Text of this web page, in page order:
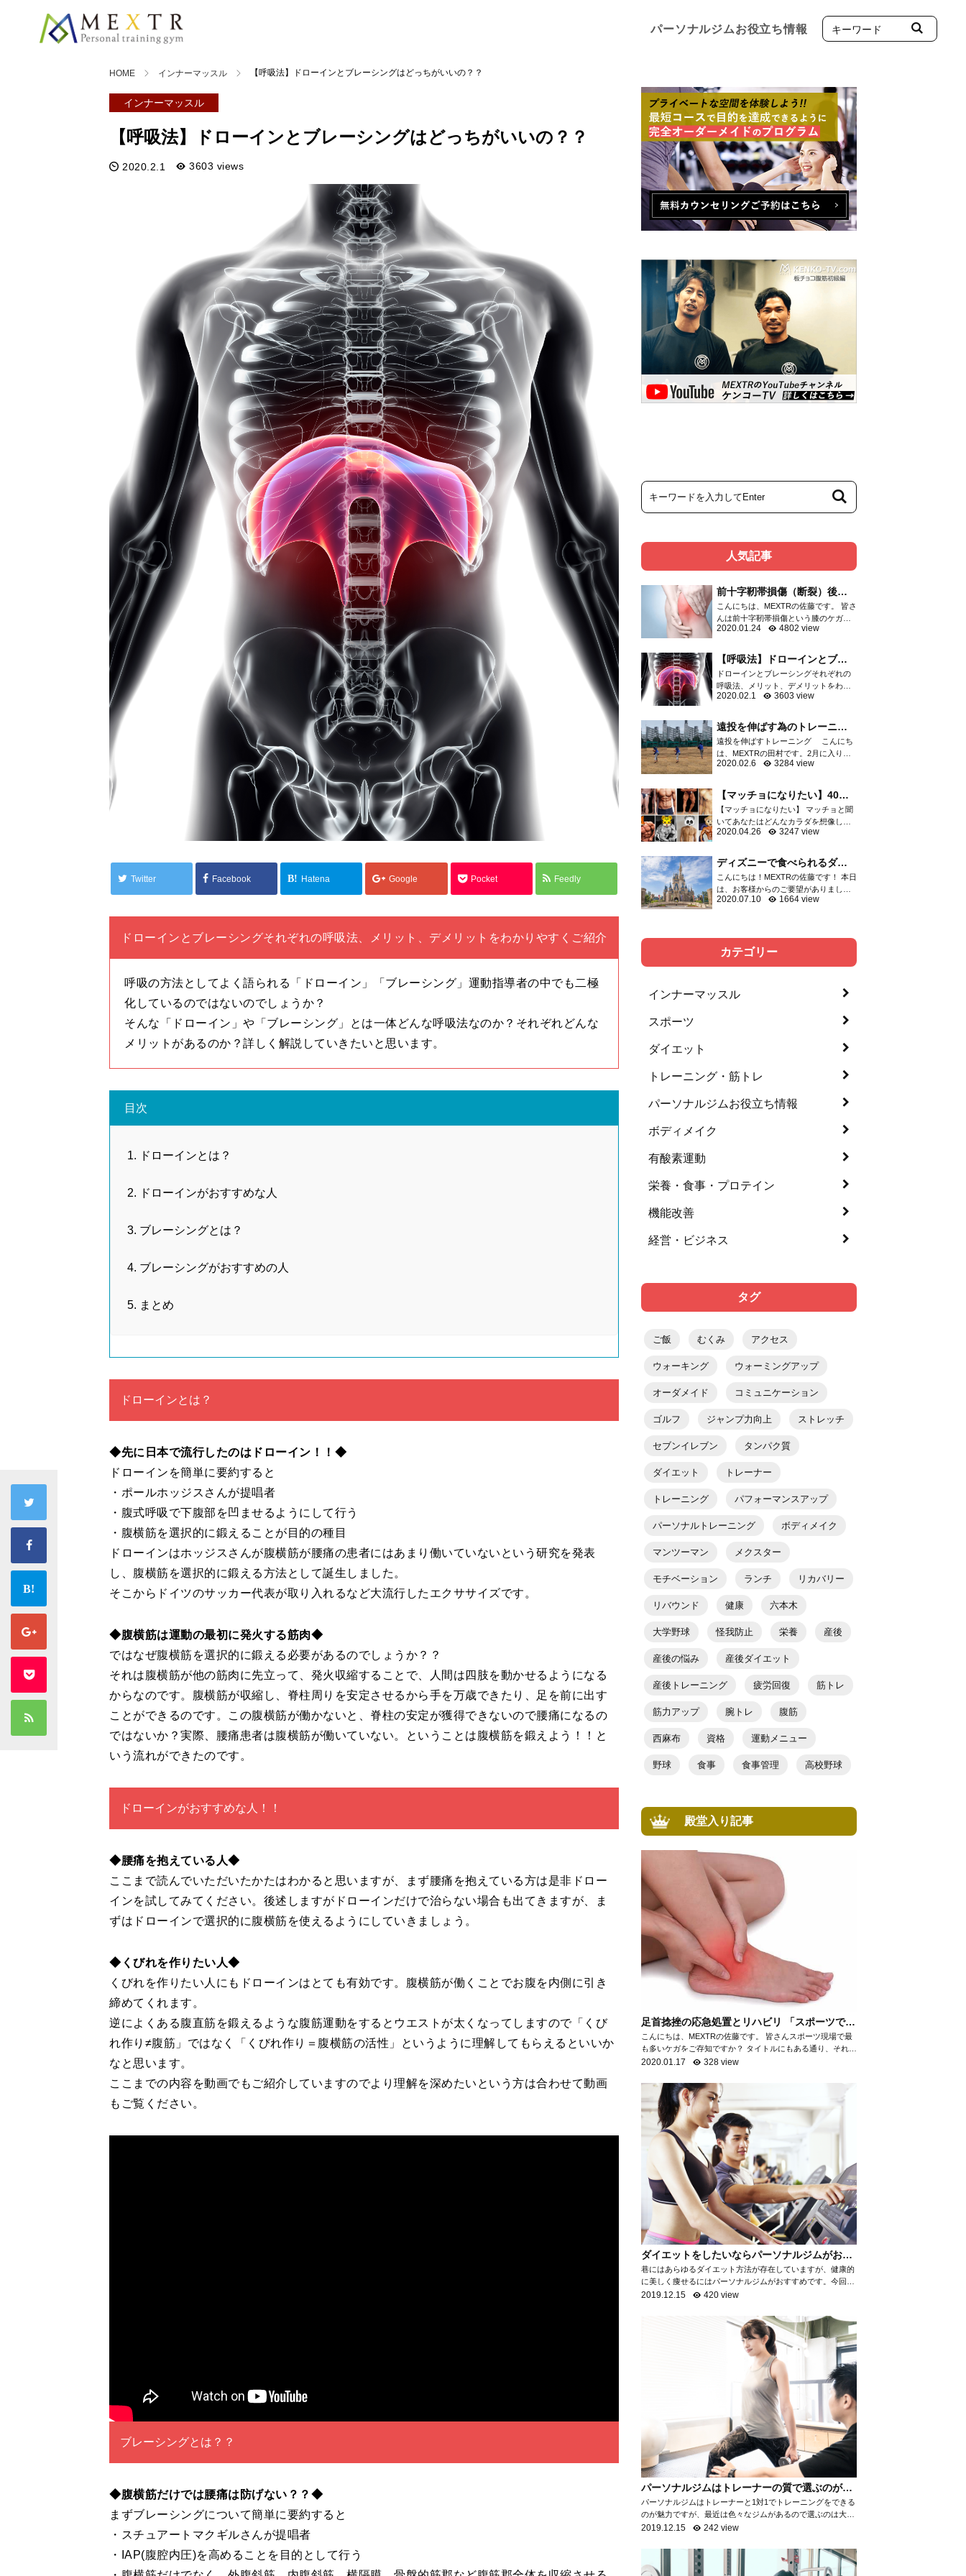
パーソナルジムお役立ち情報
HOME インナーマッスル 【呼吸法】ドローインとブレーシングはどっちがいいの？？
インナーマッスル
【呼吸法】ドローインとブレーシングはどっちがいいの？？
2020.2.1 3603 views
Twitter Facebook Hatena Google Pocket Feedly
ドローインとブレーシングそれぞれの呼吸法、メリット、デメリットをわかりやすくご紹介
呼吸の方法としてよく語られる「ドローイン」「ブレーシング」運動指導者の中でも二極
化しているのではないのでしょうか？
そんな「ドローイン」や「ブレーシング」とは一体どんな呼吸法なのか？それぞれどんな
メリットがあるのか？詳しく解説していきたいと思います。
目次
ドローインとは？
ドローインがおすすめな人
ブレーシングとは？
ブレーシングがおすすめの人
まとめ
ドローインとは？
◆先に日本で流行したのはドローイン！！◆
ドローインを簡単に要約すると
・ポールホッジスさんが提唱者
・腹式呼吸で下腹部を凹ませるようにして行う
・腹横筋を選択的に鍛えることが目的の種目
ドローインはホッジスさんが腹横筋が腰痛の患者にはあまり働いていないという研究を発表
し、腹横筋を選択的に鍛える方法として誕生しました。
そこからドイツのサッカー代表が取り入れるなど大流行したエクササイズです。
◆腹横筋は運動の最初に発火する筋肉◆
ではなぜ腹横筋を選択的に鍛える必要があるのでしょうか？？
それは腹横筋が他の筋肉に先立って、発火収縮することで、人間は四肢を動かせるようになる
からなのです。腹横筋が収縮し、脊柱周りを安定させるから手を万歳できたり、足を前に出す
ことができるのです。この腹横筋が働かないと、脊柱の安定が獲得できないので腰痛になるの
ではないか？実際、腰痛患者は腹横筋が働いていない。ということは腹横筋を鍛えよう！！と
いう流れができたのです。
ドローインがおすすめな人！！
◆腰痛を抱えている人◆
ここまで読んでいただいたかたはわかると思いますが、まず腰痛を抱えている方は是非ドロー
インを試してみてください。後述しますがドローインだけで治らない場合も出てきますが、ま
ずはドローインで選択的に腹横筋を使えるようにしていきましょう。
◆くびれを作りたい人◆
くびれを作りたい人にもドローインはとても有効です。腹横筋が働くことでお腹を内側に引き
締めてくれます。
逆によくある腹直筋を鍛えるような腹筋運動をするとウエストが太くなってしますので「くび
れ作り≠腹筋」ではなく「くびれ作り＝腹横筋の活性」というように理解してもらえるといいか
なと思います。
ここまでの内容を動画でもご紹介していますのでより理解を深めたいという方は合わせて動画
もご覧ください。
ブレーシングとは？？
◆腹横筋だけでは腰痛は防げない？？◆
まずブレーシングについて簡単に要約すると
・スチュアートマクギルさんが提唱者
・IAP(腹腔内圧)を高めることを目的として行う
人気記事
前十字靭帯損傷（断裂）後の
リハビリメニュー
こんにちは、MEXTRの佐藤です。 皆さ
んは前十字靭帯損傷という膝のケガを
ご存知ですか？ 膝関節のケガは頻度の
軟骨など膝関節を構成する重要な組織
が損傷し、スポーツ...
2020.01.24 4802 view
【呼吸法】ドローインとブレ
ーシングはどっちがいい
の？？
ドローインとブレーシングそれぞれの
呼吸法、メリット、デメリットをわか
りやすくご紹介 呼吸の方法としてよく
グ」運動指導者の中でも二極化して...
2020.02.1 3603 view
遠投を伸ばす為のトレーニン
グ
遠投を伸ばすトレーニング こんにち
は、MEXTRの田村です。2月に入りプ
ロ野球はキャンプインしましたね。選
今年も始まったなと感じてます。 突然
ですが、野球の...
2020.02.6 3284 view
【マッチョになりたい】40代
からでも遅くないマッチョに
なる方法
【マッチョになりたい】 マッチョと聞
いてあなたはどんなカラダを想像しま
すか？ 細マッチョ？マッチョ？ゴリマ
ようなゴリマッチョを想像するでしょ
う。 そしてトレ...
2020.04.26 3247 view
ディズニーで食べられるダイ
エット飯をご紹介！！
こんにちは！MEXTRの佐藤です！ 本日
は、お客様からのご要望がありました
ので、ディズニーで食べられるダイエ
がディズニーでのダ...
2020.07.10 1664 view
カテゴリー
インナーマッスル
スポーツ
ダイエット
トレーニング・筋トレ
パーソナルジムお役立ち情報
ボディメイク
有酸素運動
栄養・食事・プロテイン
機能改善
経営・ビジネス
タグ
ご飯 むくみ アクセス
ウォーキング ウォーミングアップ
オーダメイド コミュニケーション
ゴルフ ジャンプ力向上 ストレッチ
セブンイレブン タンパク質
ダイエット トレーナー
トレーニング パフォーマンスアップ
パーソナルトレーニング ボディメイク
マンツーマン メクスター
モチベーション ランチ リカバリー
リバウンド 健康 六本木
大学野球 怪我防止 栄養 産後
産後の悩み 産後ダイエット
産後トレーニング 疲労回復 筋トレ
筋力アップ 腕トレ 腹筋
西麻布 資格 運動メニュー
野球 食事 食事管理 高校野球
殿堂入り記事
足首捻挫の応急処置とリハビリ 「スポーツで最
も多いケガ」
こんにちは、MEXTRの佐藤です。 皆さんスポーツ現場で最
も多いケガをご存知ですか？ タイトルにもある通り、それが
「足首の捻挫」です。 「足首の捻挫」は、スポーツ現場だけ
2020.01.17 328 view
ダイエットをしたいならパーソナルジムがおす
すめ！
巷にはあらゆるダイエット方法が存在していますが、健康的
に美しく痩せるにはパーソナルジムがおすすめです。今回
は、なぜパーソナルジムがダイエットに最適なのかを項目ご
2019.12.15 420 view
パーソナルジムはトレーナーの質で選ぶのがお
すすめ！
パーソナルジムはトレーナーと1対1でトレーニングをできる
のが魅力ですが、最近は色々なジムがあるので選ぶのは大変
ですよね。パーソナルジムで満足ができるところを選ぶため
2019.12.15 242 view